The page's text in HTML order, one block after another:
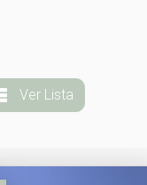
Ver Lista